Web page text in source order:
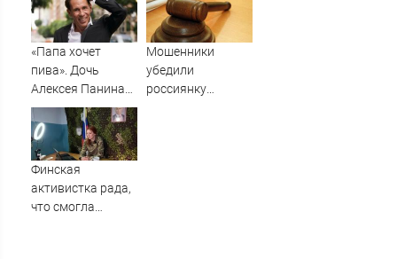
запасной план на
случай
выдворения его
семьи из РФ
«Папа хочет
пива». Дочь
Алексея Панина*
поставила отцу
печальный
диагноз
Мошенники
убедили
россиянку
Финская
активистка рада,
что смогла